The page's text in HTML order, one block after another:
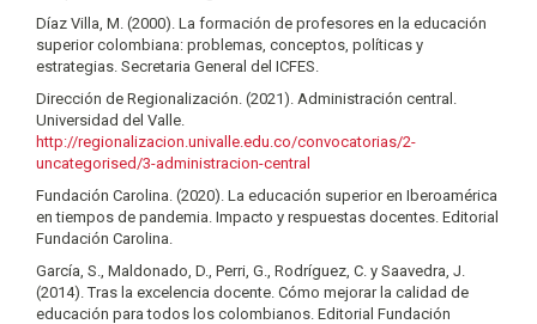
Díaz Villa, M. (2000). La formación de profesores en la educación
superior colombiana: problemas, conceptos, políticas y
estrategias. Secretaria General del ICFES.
Dirección de Regionalización. (2021). Administración central.
Universidad del Valle.
http://regionalizacion.univalle.edu.co/convocatorias/2-
uncategorised/3-administracion-central
Fundación Carolina. (2020). La educación superior en Iberoamérica
en tiempos de pandemia. Impacto y respuestas docentes. Editorial
Fundación Carolina.
García, S., Maldonado, D., Perri, G., Rodríguez, C. y Saavedra, J.
(2014). Tras la excelencia docente. Cómo mejorar la calidad de
educación para todos los colombianos. Editorial Fundación